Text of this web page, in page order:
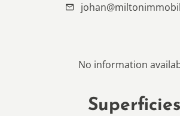
No information
Superficies